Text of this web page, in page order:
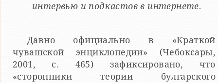
интервью и подкастов в интернете.
Давно официально в «Краткой
чувашской энциклопедии» (Чебоксары,
2001, с. 465) зафиксировано, что
«сторонники теории булгарского